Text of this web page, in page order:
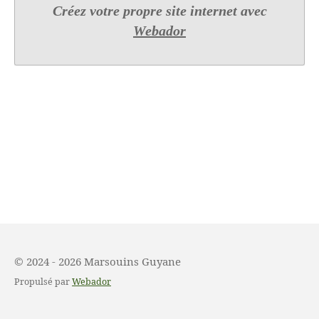
Créez votre propre site internet avec
Webador
© 2024 - 2026 Marsouins Guyane
Propulsé parWebador